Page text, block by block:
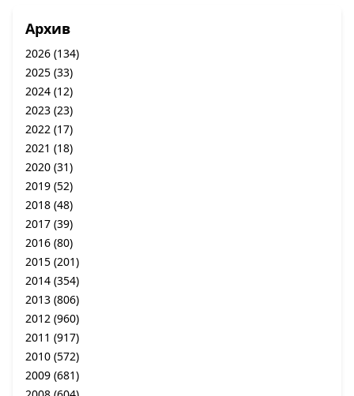
Архив
2026 (134)
2025 (33)
2024 (12)
2023 (23)
2022 (17)
2021 (18)
2020 (31)
2019 (52)
2018 (48)
2017 (39)
2016 (80)
2015 (201)
2014 (354)
2013 (806)
2012 (960)
2011 (917)
2010 (572)
2009 (681)